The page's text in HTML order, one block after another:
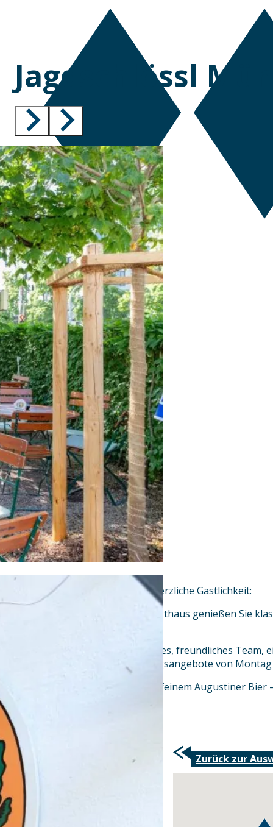
Jagdschlössl
Bayerische Tradition trifft auf herzliche Gastlichkeit:
In unserem gutbürgerlichen Gasthaus genießen Sie
Freuen Sie sich auf ein motiviertes, freundliches Team,
Tageskarte und günstige Mittagsangebote von
Abgerundet wird das Ganze mit feinem Augustiner Bier
Zurück zur